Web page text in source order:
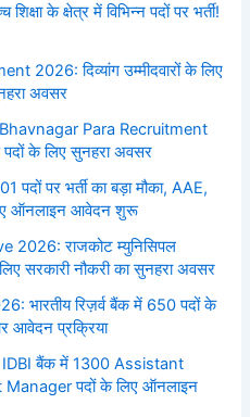
के क्षेत्र में विभिन्न पदों पर भर्ती!
2026: दिव्यांग उम्मीदवारों के लिए
अवसर
Para Recruitment
पदों के लिए सुनहरा अवसर
पर भर्ती का बड़ा मौका, AAE,
ऑनलाइन आवेदन शुरू
2026: राजकोट म्युनिसिपल
लिए सरकारी नौकरी का सुनहरा अवसर
भारतीय रिज़र्व बैंक में 650 पदों के
और आवेदन प्रक्रिया
बैंक में 1300 Assistant
पदों के लिए ऑनलाइन